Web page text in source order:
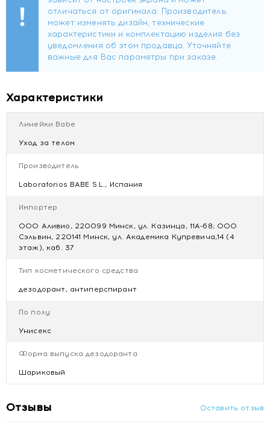
Купить "LABORATORIOS BABE" Антиперспирант
/ANTIPERSPIRANT, 50 мл
Цена "LABORATORIOS BABE" Антиперспирант
/ANTIPERSPIRANT, 50 мл
Отзывы "LABORATORIOS BABE" Антиперспирант
Характеристики
Линейки Babe
Уход за телом
Производитель
Laboratorios BABE S.L., Испания
Импортер
ООО Аливио, 220099 Минск, ул. Казинца, 11А-68; ООО
Сэльвин, 220141 Минск, ул. Академика Купревича,14 (4
этаж), каб. 37
Тип косметического средства
дезодорант, антиперспирант
По полу
Унисекс
Форма выпуска дезодоранта
Шариковый
Отзывы Оставить отзыв